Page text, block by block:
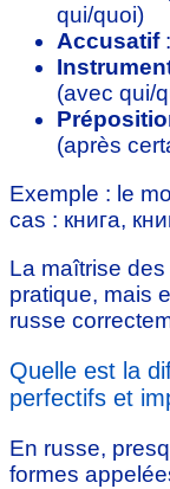
qui/quoi)
Accusatif:
(avec qui/
(après
Exemple : le
cas : книга,
La maîtrise
pratique, mais
russe
Quelle est la
perfectifs et
En russe,
formes